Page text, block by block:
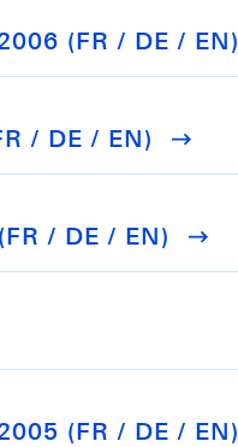
(FR / DE / EN)
/ DE / EN)
/ DE / EN)
(FR / DE / EN)